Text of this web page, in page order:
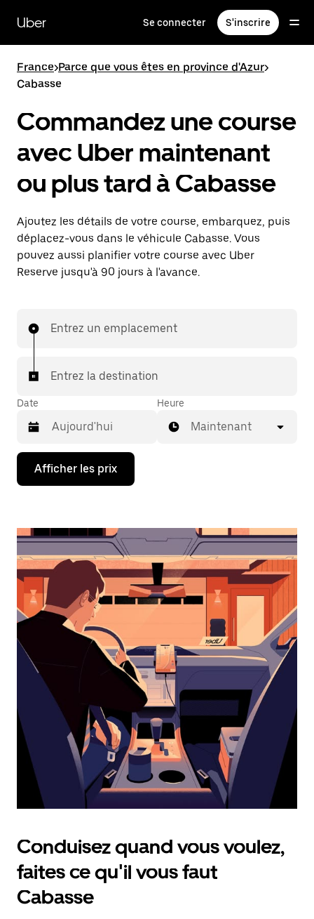
contenu
principal
Uber Se connecter S'inscrire
France>Parce que vous êtes en province d'Azur>
Cabasse
Commandez une course
avec Uber maintenant
ou plus tard à Cabasse
Ajoutez les détails de votre course, embarquez, puis
déplacez-vous dans le véhicule Cabasse. Vous
pouvez aussi planifier votre course avec Uber
Reserve jusqu'à 90 jours à l'avance.
Entrez un emplacement
Entrez la destination
Date
Appuyez
la
bas
interagir
avec
calendrier
et
sélectionner
une
date.
Appuyez
d'échappement
pour
fermer
calendrier.
Heure
Maintenant
Afficher les prix
Conduisez quand vous voulez,
faites ce qu'il vous faut
Cabasse